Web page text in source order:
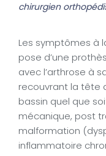
chirurgien
Les symptômes à
pose d’une
avec l’arthrose à
recouvrant la tête
bassin quel que
mécanique, post
malformation
inflammatoire